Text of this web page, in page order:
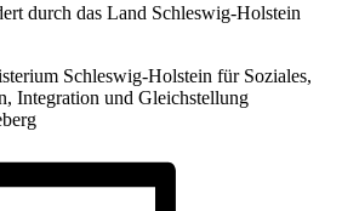
durch das Land Schleswig-Holstein